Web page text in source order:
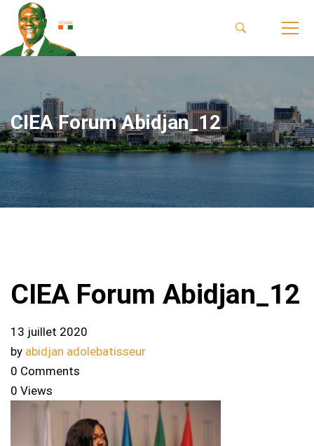
CIEA Forum Abidjan_12
CIEA Forum Abidjan_12
13 juillet 2020
by abidjan adolebatisseur
0 Comments
0 Views